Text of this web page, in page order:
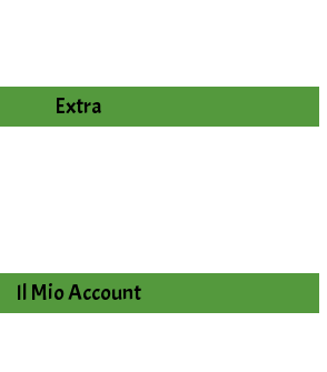
Extra
Il Mio Account